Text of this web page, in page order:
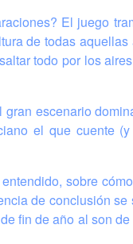
El juego
de todas
todo por los
gran escenario
el que cuente
sobre
de conclusión
fin de año al son